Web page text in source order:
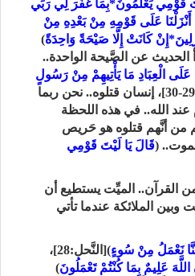
قَوْمِي يَعْلَمُونَ*بِمَا غَفَرَ لِي رَبِّي
عَلَى قَوْمِهِ مِنْ بَعْدِهِ مِنْ
كَانَتْ إِلَّا صَيْحَةً وَاحِدَةً)
الآن بدأ الحديث عن الصَّيحة الواحدة..
الْعِبَادِ مَا يَأْتِيهِمْ مِنْ رَسُولٍ
)[يس:29-30]، إنسان قتلوه.. نحن ربما
عند الله.. في هذه اللحظة
من أنَّهم قتلوه هو حَريص
(قَالَ يَا لَيْتَ قَوْمِي
من القرآن.. الميِّت يستطيع أن
وبين الملائكة عندما تأتي
نَعْمَلُ مِنْ سُوءٍ
)[النَّحل:28]،
عَلِيمٌ بِمَا كُنْتُمْ تَعْمَلُونَ)